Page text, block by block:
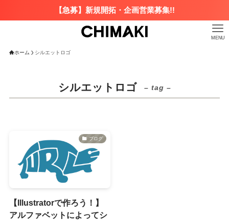
【急募】新規開拓・企画営業募集!!
MENU
ホーム シルエットロゴ
シルエットロゴ – tag –
ブログ
【Illustratorで作ろう！】
アルファベットによってシ